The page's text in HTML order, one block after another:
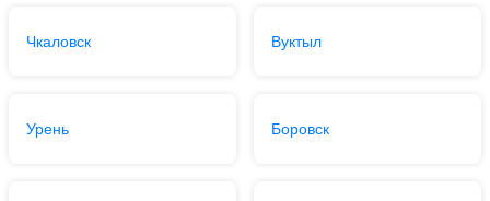
Чкаловск Вуктыл
Урень Боровск